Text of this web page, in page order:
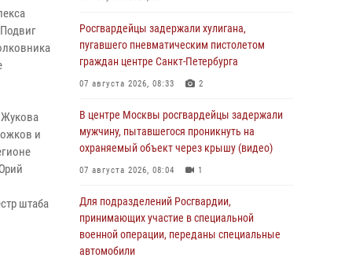
и
штаба
Росгвардейцы задержали хулигана,
пугавшего пневматическим пистолетом
граждан центре Санкт-Петербурга
07 августа 2026, 08:33 2
В центре Москвы росгвардейцы задержали
мужчину, пытавшегося проникнуть на
охраняемый объект через крышу (видео)
07 августа 2026, 08:04 1
Для подразделений Росгвардии,
принимающих участие в специальной
военной операции, переданы специальные
автомобили